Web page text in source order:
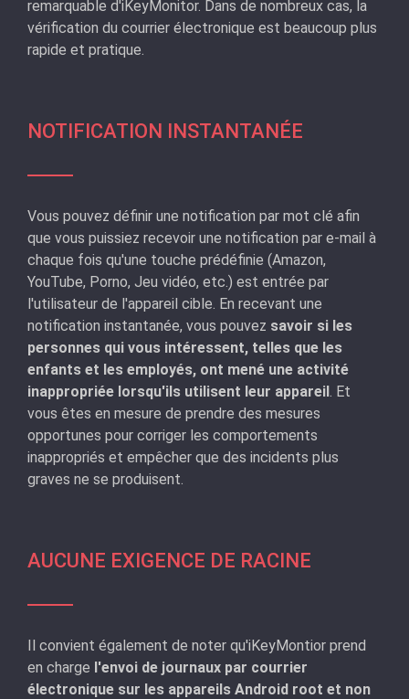
remarquable d'iKeyMonitor. Dans de nombreux cas, la
vérification du courrier électronique est beaucoup plus
rapide et pratique.
NOTIFICATION INSTANTANÉE
Vous pouvez définir une notification par mot clé afin
que vous puissiez recevoir une notification par e-mail à
chaque fois qu'une touche prédéfinie (Amazon,
YouTube, Porno, Jeu vidéo, etc.) est entrée par
l'utilisateur de l'appareil cible. En recevant une
notification instantanée, vous pouvez savoir si les
personnes qui vous intéressent, telles que les
enfants et les employés, ont mené une activité
inappropriée lorsqu'ils utilisent leur appareil . Et
vous êtes en mesure de prendre des mesures
opportunes pour corriger les comportements
inappropriés et empêcher que des incidents plus
graves ne se produisent.
AUCUNE EXIGENCE DE RACINE
Il convient également de noter qu'iKeyMontior prend
en charge l'envoi de journaux par courrier
électronique sur les appareils Android root et non